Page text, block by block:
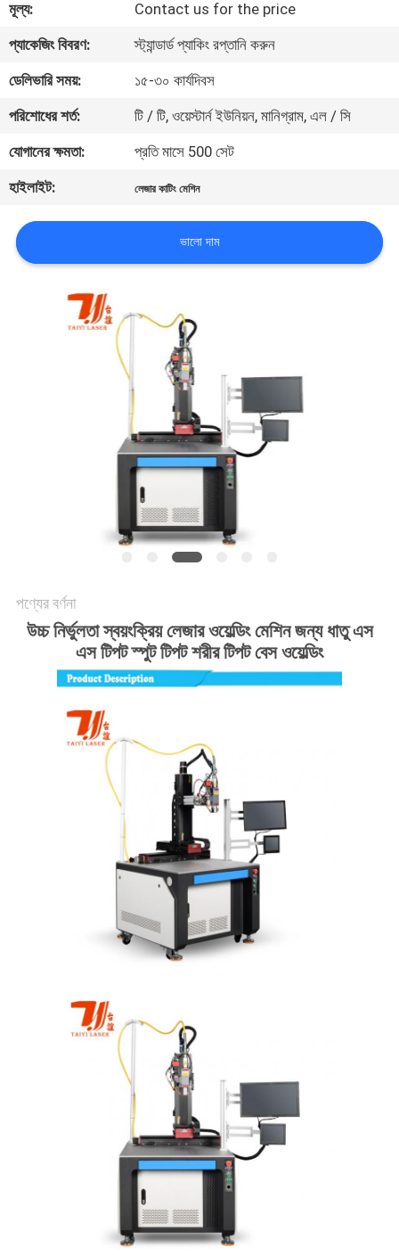
যোগাযোগ
করুন
সমাধান
সাইট
PRIVACY
মূল্য:
Contact us for the price
প্যাকেজিং বিবরণ:
স্ট্যান্ডার্ড প্যাকিং রপ্তানি করুন
ডেলিভারি সময়:
১৫-৩০ কার্যদিবস
পরিশোধের শর্ত:
টি / টি, ওয়েস্টার্ন ইউনিয়ন, মানিগ্রাম, এল / সি
যোগানের ক্ষমতা:
প্রতি মাসে 500 সেট
হাইলাইট:
লেজার কাটিং মেশিন
ভালো দাম
পণ্যের বর্ণনা
উচ্চ নির্ভুলতা স্বয়ংক্রিয় লেজার ওয়েল্ডিং মেশিন জন্য ধাতু এস
এস টিপট স্পুট টিপট শরীর টিপট বেস ওয়েল্ডিং